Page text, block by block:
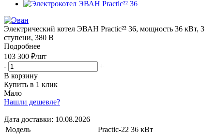
Электрический котел ЭВАН Practic²² 36, мощность 36 кВт, 3
ступени, 380 В
Подробнее
103 300 ₽/шт
-
+
В корзину
Купить в 1 клик
Мало
Нашли дешевле?
Дата доставки: 10.08.2026
Модель
Practic-22 36 кВт